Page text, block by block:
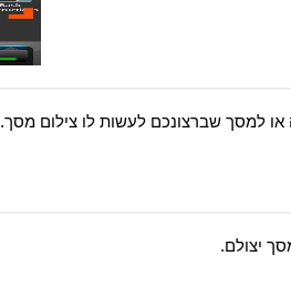
או למסך שברצונכם לעשות לו צילום מסך.
יצולם.